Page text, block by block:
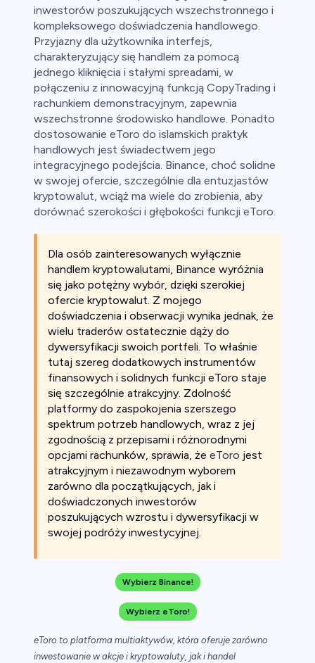
inwestorów poszukujących wszechstronnego i
kompleksowego doświadczenia handlowego.
Przyjazny dla użytkownika interfejs,
charakteryzujący się handlem za pomocą
jednego kliknięcia i stałymi spreadami, w
połączeniu z innowacyjną funkcją CopyTrading i
rachunkiem demonstracyjnym, zapewnia
wszechstronne środowisko handlowe. Ponadto
dostosowanie eToro do islamskich praktyk
handlowych jest świadectwem jego
integracyjnego podejścia. Binance, choć solidne
w swojej ofercie, szczególnie dla entuzjastów
kryptowalut, wciąż ma wiele do zrobienia, aby
dorównać szerokości i głębokości funkcji eToro.
Dla osób zainteresowanych wyłącznie
handlem kryptowalutami, Binance wyróżnia
się jako potężny wybór, dzięki szerokiej
ofercie kryptowalut. Z mojego
doświadczenia i obserwacji wynika jednak, że
wielu traderów ostatecznie dąży do
dywersyfikacji swoich portfeli. To właśnie
tutaj szereg dodatkowych instrumentów
finansowych i solidnych funkcji eToro staje
się szczególnie atrakcyjny. Zdolność
platformy do zaspokojenia szerszego
spektrum potrzeb handlowych, wraz z jej
zgodnością z przepisami i różnorodnymi
opcjami rachunków, sprawia, że eToro jest
atrakcyjnym i niezawodnym wyborem
zarówno dla początkujących, jak i
doświadczonych inwestorów
poszukujących wzrostu i dywersyfikacji w
swojej podróży inwestycyjnej.
Wybierz Binance!
Wybierz eToro!
eToro to platforma multiaktywów, która oferuje zarówno
inwestowanie w akcje i kryptowaluty, jak i handel